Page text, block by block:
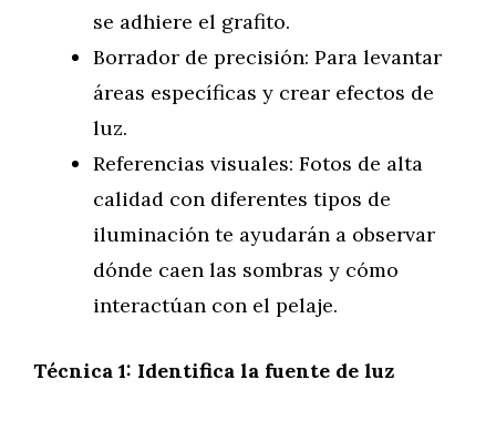
se adhiere el grafito.
Borrador de precisión: Para levantar
áreas específicas y crear efectos de
luz.
Referencias visuales: Fotos de alta
calidad con diferentes tipos de
iluminación te ayudarán a observar
dónde caen las sombras y cómo
interactúan con el pelaje.
Técnica 1: Identifica la fuente de luz